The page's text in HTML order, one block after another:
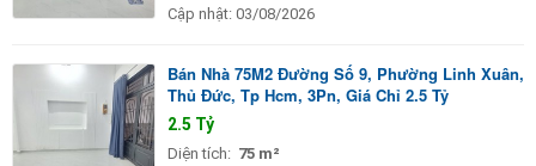
Cập nhật: 03/08/2026
Bán Nhà 75M2 Đường Số 9, Phường Linh Xuân,
Thủ Đức, Tp Hcm, 3Pn, Giá Chỉ 2.5 Tỷ
2.5 Tỷ
Diện tích: 75 m²